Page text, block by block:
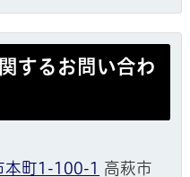
するお問い合わ
本町1-100-1 高萩市